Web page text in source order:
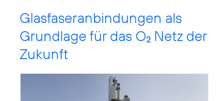
Glasfaseranbindungen als
Grundlage für das O2 Netz der
Zukunft